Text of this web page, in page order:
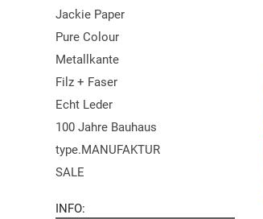
Jackie Paper
Pure Colour
Metallkante
Filz + Faser
Echt Leder
100 Jahre Bauhaus
type.MANUFAKTUR
SALE
INFO